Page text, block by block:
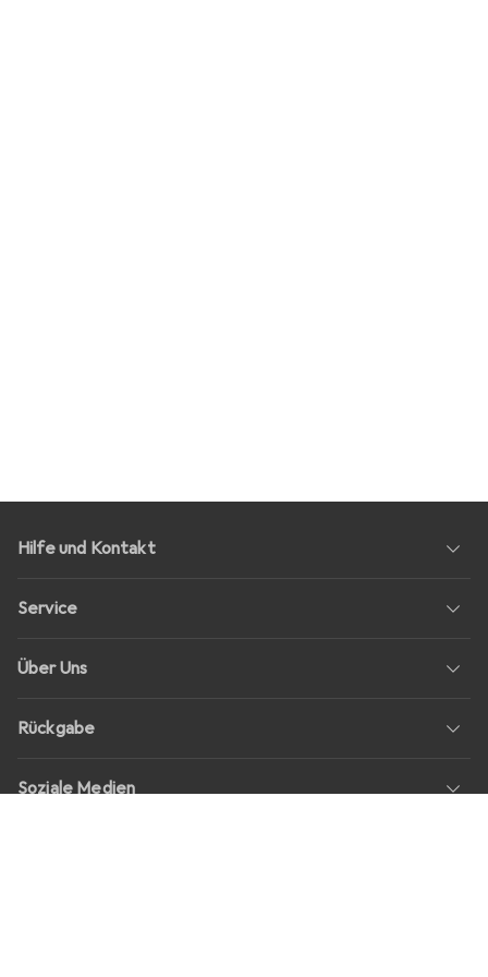
Hilfe und Kontakt
Service
Über Uns
Rückgabe
Soziale Medien